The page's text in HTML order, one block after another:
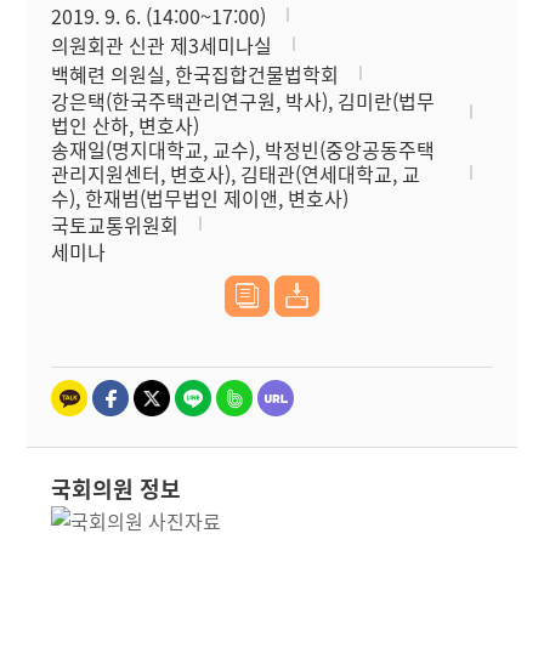
2019. 9. 6. (14:00~17:00)
의원회관 신관 제3세미나실
백혜련 의원실, 한국집합건물법학회
강은택(한국주택관리연구원, 박사), 김미란(법무
법인 산하, 변호사)
송재일(명지대학교, 교수), 박정빈(중앙공동주택
관리지원센터, 변호사), 김태관(연세대학교, 교
수), 한재범(법무법인 제이앤, 변호사)
국토교통위원회
세미나
국회의원 정보